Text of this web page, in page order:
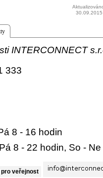
30.09.2015
INTERCONNECT
333
8 - 16 hodin
8 - 22 hodin, So -
pro veřejnost